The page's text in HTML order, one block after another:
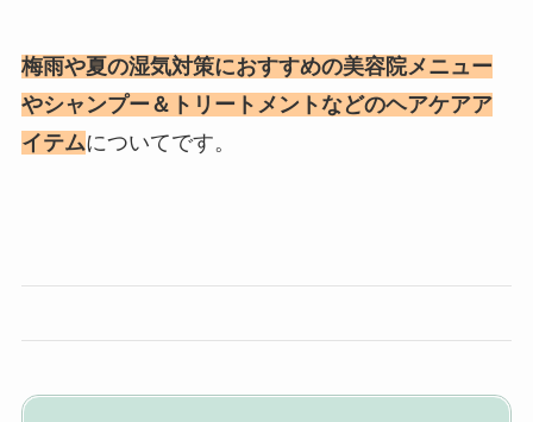
梅雨や夏の湿気対策におすすめの美容院メニュー
やシャンプー＆トリートメントなどのヘアケアア
イテムについてです。